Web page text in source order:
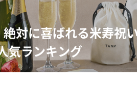
絶対に喜ばれる米寿祝
気ランキング